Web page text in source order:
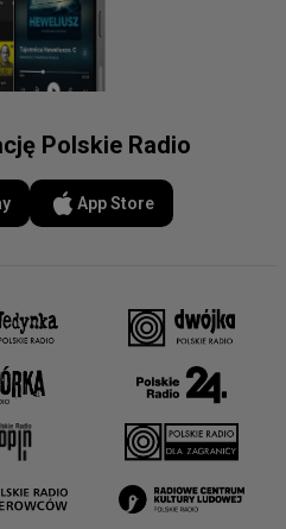
Polskie Radio
App Store